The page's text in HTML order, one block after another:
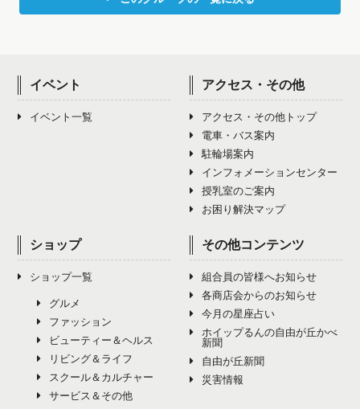
イベント
イベント一覧
アクセス・その他
アクセス・その他トップ
電車・バス案内
駐輪場案内
インフォメーションセンター
授乳室のご案内
お困り解決マップ
ショップ
ショップ一覧
グルメ
ファッション
ビューティー＆ヘルス
リビング＆ライフ
スクール＆カルチャー
サービス＆その他
その他コンテンツ
組合員の皆様へお知らせ
各商店会からのお知らせ
今月の星座占い
ホイップるんの自由が丘かべ
新聞
自由が丘新聞
災害情報